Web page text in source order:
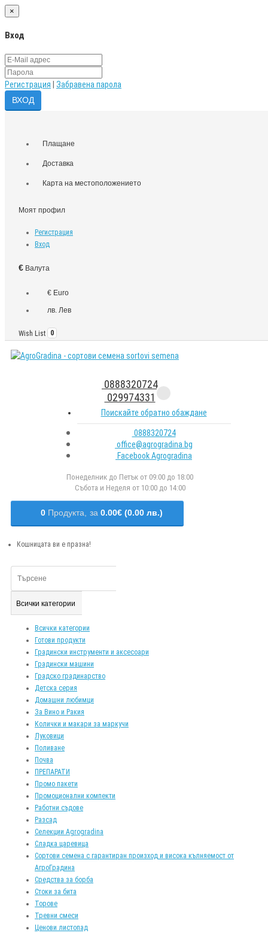
×
Вход
Регистрация Забравена парола
Плащане
Доставка
Карта на местоположението
Моят профил
Регистрация
Вход
€ Валута
€ Euro
лв. Лев
Wish List 0
0888320724
029974331
Поискайте обратно обаждане
0888320724
office@agrogradina.bg
Facebook Agrogradina
Понеделник до Петък от 09:00 до 18:00
Събота и Неделя от 10:00 до 14:00
0 Продукта, за 0.00€ (0.00 лв.)
Кошницата ви е празна!
Всички категории
Всички категории
Готови продукти
Градински инструменти и аксесоари
Градински машини
Градско градинарство
Детска серия
Домашни любимци
За Вино и Ракия
Колички и макари за маркучи
Луковици
Поливане
Почва
ПРЕПАРАТИ
Промо пакети
Промоционални компекти
Работни съдове
Разсад
Селекции Agrogradina
Сладка царевица
Сортови семена с гарантиран произход и висока кълняемост от
АгроГрадина
Средства за борба
Стоки за бита
Торове
Тревни смеси
Ценови листопад